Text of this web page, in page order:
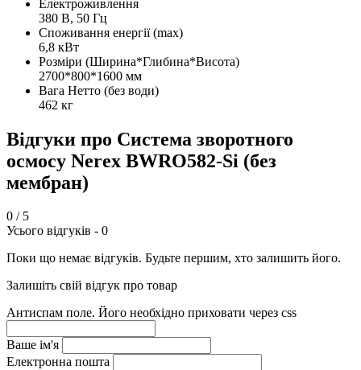
Електроживлення
380 В, 50 Гц
Споживання енергії (max)
6,8 кВт
Розміри (Ширина*Глибина*Висота)
2700*800*1600 мм
Вага Нетто (без води)
462 кг
Відгуки про Система зворотного
осмосу Nerex BWRO582-Si (без
мембран)
0 / 5
Усього відгуків - 0
Поки що немає відгуків. Будьте першим, хто залишить його.
Залишіть свій відгук про товар
Антиспам поле. Його необхідно приховати через css
Ваше ім'я
Електронна пошта